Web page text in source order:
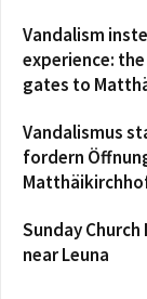
Vandalism
experience:
gates to
Vandalismus
fordern
Sunday Church
near Leuna